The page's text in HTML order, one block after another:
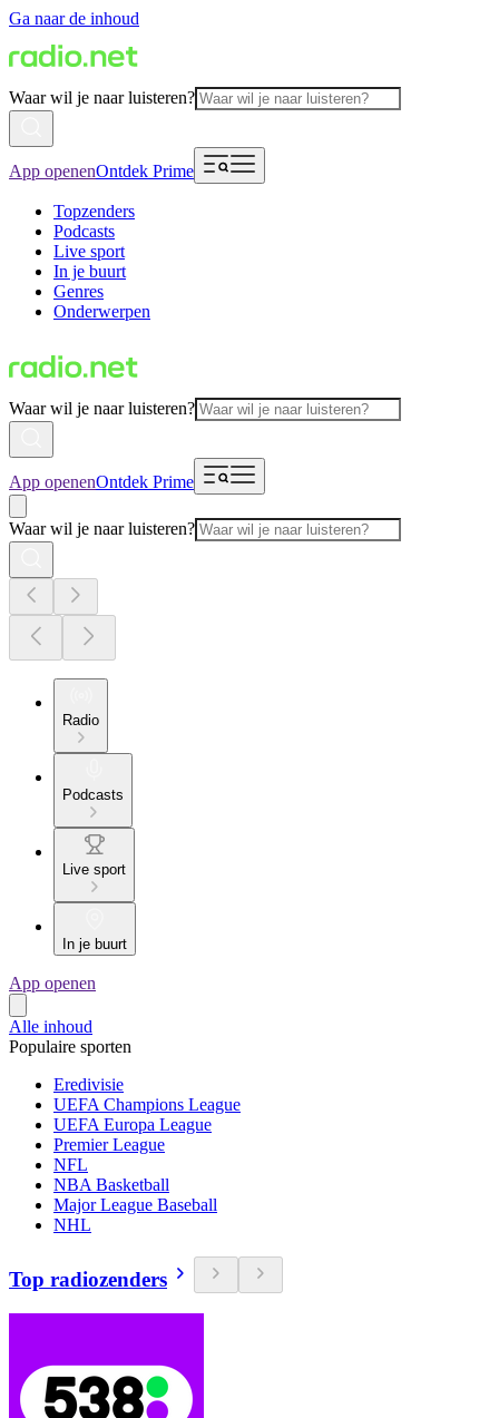
Ga naar de inhoud
Waar wil je naar luisteren?
App openenOntdek Prime
Topzenders
Podcasts
Live sport
In je buurt
Genres
Onderwerpen
Waar wil je naar luisteren?
App openenOntdek Prime
Waar wil je naar luisteren?
Radio
Podcasts
Live sport
In je buurt
App openen
Alle inhoud
Populaire sporten
Eredivisie
UEFA Champions League
UEFA Europa League
Premier League
NFL
NBA Basketball
Major League Baseball
NHL
Top radiozenders